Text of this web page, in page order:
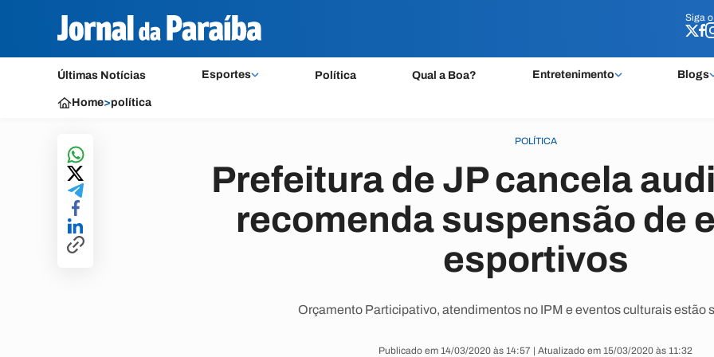
Siga o
Últimas Notícias Esportes Política Qual a Boa? Entretenimento Blogs
Siga o
Home>política
POLÍTICA
Prefeitura de JP cancela
recomenda suspensão de
esportivos
Orçamento Participativo, atendimentos no IPM e eventos culturais estão
Publicado em 14/03/2020 às 14:57 | Atualizado em 15/03/2020 às 11:32